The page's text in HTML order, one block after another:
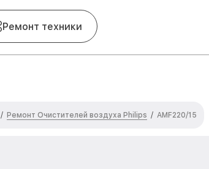
Ремонт техники
/ Ремонт Очистителей воздуха Philips / AMF220/15